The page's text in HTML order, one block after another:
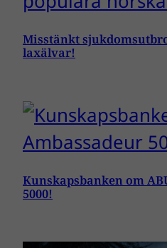
Misstänkt
laxälvar!
Kunskapsbanken om
5000!